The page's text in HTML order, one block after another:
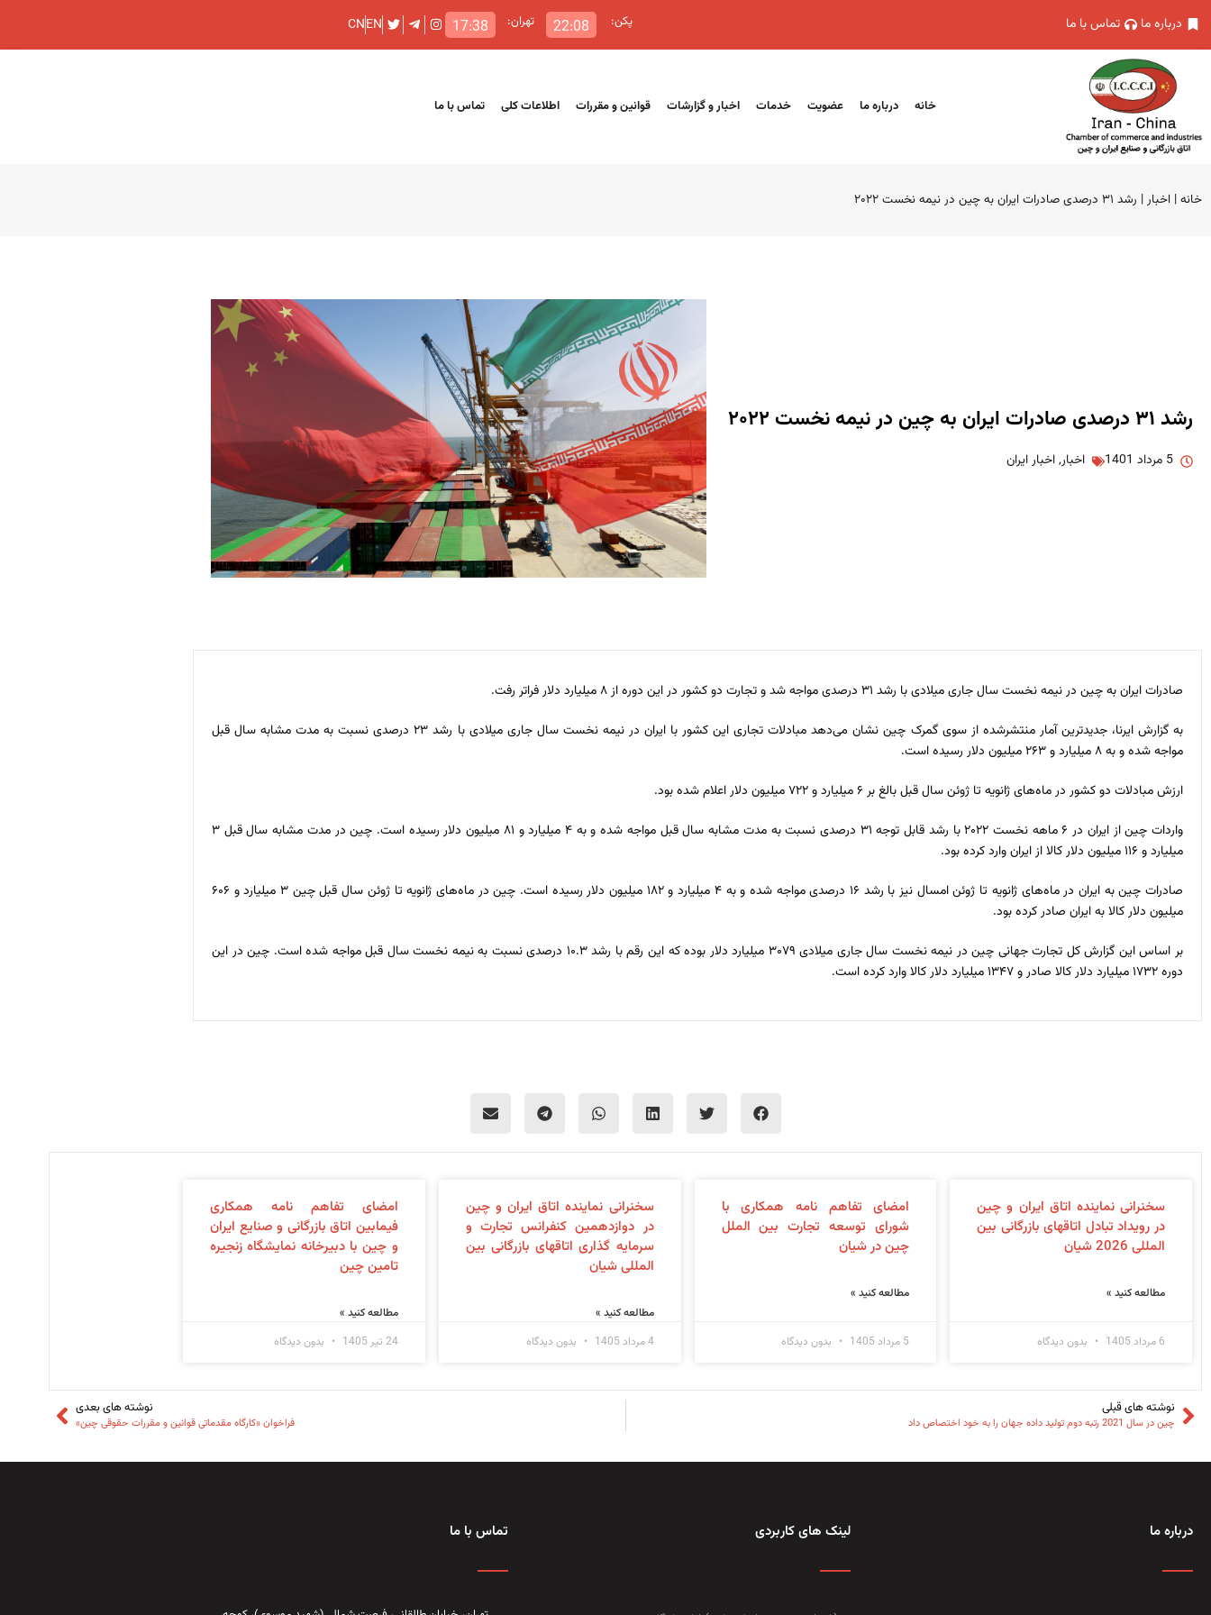
درباره ما تماس با ما پکن: 22:08 تهران: 17:38
EN
CN
خانه درباره ما عضویت خدمات اخبار و گزارشات قوانین و مقررات اطلاعات کلی تماس با ما
خانه| اخبار | رشد ۳۱ درصدی صادرات ایران به چین در نیمه نخست ۲۰۲۲
رشد ۳۱ درصدی صادرات ایران به چین در نیمه نخست ۲۰۲۲
5 مرداد 1401 اخبار,اخبار ایران
صادرات ایران به چین در نیمه نخست سال جاری میلادی با رشد ۳۱ درصدی مواجه شد و تجارت دو کشور در این دوره از ۸ میلیارد دلار فراتر رفت.
به گزارش ایرنا، جدیدترین آمار منتشرشده از سوی گمرک چین نشان می‌دهد مبادلات تجاری این کشور با ایران در نیمه نخست سال جاری میلادی با رشد ۲۳ درصدی نسبت به مدت مشابه سال قبل
مواجه شده و به ۸ میلیارد و ۲۶۳ میلیون دلار رسیده است.
ارزش مبادلات دو کشور در ماه‌های ژانویه تا ژوئن سال قبل بالغ بر ۶ میلیارد و ۷۲۲ میلیون دلار اعلام شده بود.
واردات چین از ایران در ۶ ماهه نخست ۲۰۲۲ با رشد قابل توجه ۳۱ درصدی نسبت به مدت مشابه سال قبل مواجه شده و به ۴ میلیارد و ۸۱ میلیون دلار رسیده است. چین در مدت مشابه سال قبل ۳
میلیارد و ۱۱۶ میلیون دلار کالا از ایران وارد کرده بود.
صادرات چین به ایران در ماه‌های ژانویه تا ژوئن امسال نیز با رشد ۱۶ درصدی مواجه شده و به ۴ میلیارد و ۱۸۲ میلیون دلار رسیده است. چین در ماه‌های ژانویه تا ژوئن سال قبل چین ۳ میلیارد و ۶۰۶
میلیون دلار کالا به ایران صادر کرده بود.
بر اساس این گزارش کل تجارت جهانی چین در نیمه نخست سال جاری میلادی ۳۰۷۹ میلیارد دلار بوده که این رقم با رشد ۱۰.۳ درصدی نسبت به نیمه نخست سال قبل مواجه شده است. چین در این
دوره ۱۷۳۲ میلیارد دلار کالا صادر و ۱۳۴۷ میلیارد دلار کالا وارد کرده است.
سخنرانی نماینده اتاق ایران و چین
در رویداد تبادل اتاقهای بازرگانی بین
المللی 2026 شیان
مطالعه کنید »
6 مرداد 1405 بدون دیدگاه
امضای تفاهم نامه همکاری با
شورای توسعه تجارت بین الملل
چین در شیان
مطالعه کنید »
5 مرداد 1405 بدون دیدگاه
سخنرانی نماینده اتاق ایران و چین
در دوازدهمین کنفرانس تجارت و
سرمایه گذاری اتاقهای بازرگانی بین
المللی شیان
مطالعه کنید »
4 مرداد 1405
بدون دیدگاه
امضای تفاهم نامه همکاری
فیمابین اتاق بازرگانی و صنایع ایران
و چین با دبیرخانه نمایشگاه زنجیره
تامین چین
مطالعه کنید »
24 تیر 1405
بدون دیدگاه
نوشته های قبلی
چین در سال 2021 رتبه دوم تولید داده جهان را به خود اختصاص داد
نوشته های بعدی
فراخوان «کارگاه مقدماتی قوانین و مقررات حقوقی چین»
درباره ما لینک های کاربردی تماس با ما